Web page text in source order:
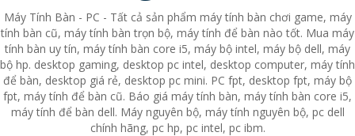
Máy Tính Bàn - PC - Tất cả sản phẩm máy tính bàn chơi game, máy
tính bàn cũ, máy tính bàn trọn bộ, máy tính để bàn nào tốt. Mua máy
tính bàn uy tín, máy tính bàn core i5, máy bộ intel, máy bộ dell, máy
bộ hp. desktop gaming, desktop pc intel, desktop computer, máy tính
để bàn, desktop giá rẻ, desktop pc mini. PC fpt, desktop fpt, máy bộ
fpt, máy tính để bàn cũ. Báo giá máy tính bàn, máy tính bàn core i5,
máy tính để bàn dell. Máy nguyên bộ, máy tính nguyên bộ, pc dell
chính hãng, pc hp, pc intel, pc ibm.